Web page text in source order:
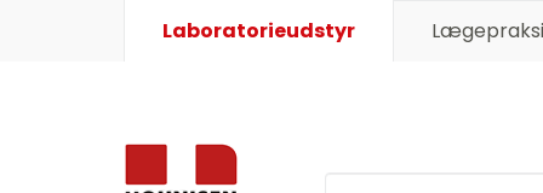
Laboratorieudstyr